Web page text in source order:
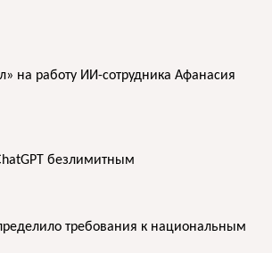
на работу ИИ-сотрудника Афанасия
безлимитным
требования к национальным